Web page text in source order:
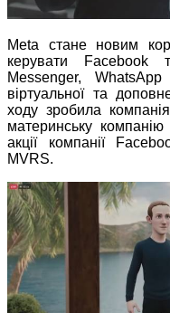
Meta стане новим
керувати Facebook
Messenger,
віртуальної та
ходу зробила
материнську
акції компанії
MVRS.